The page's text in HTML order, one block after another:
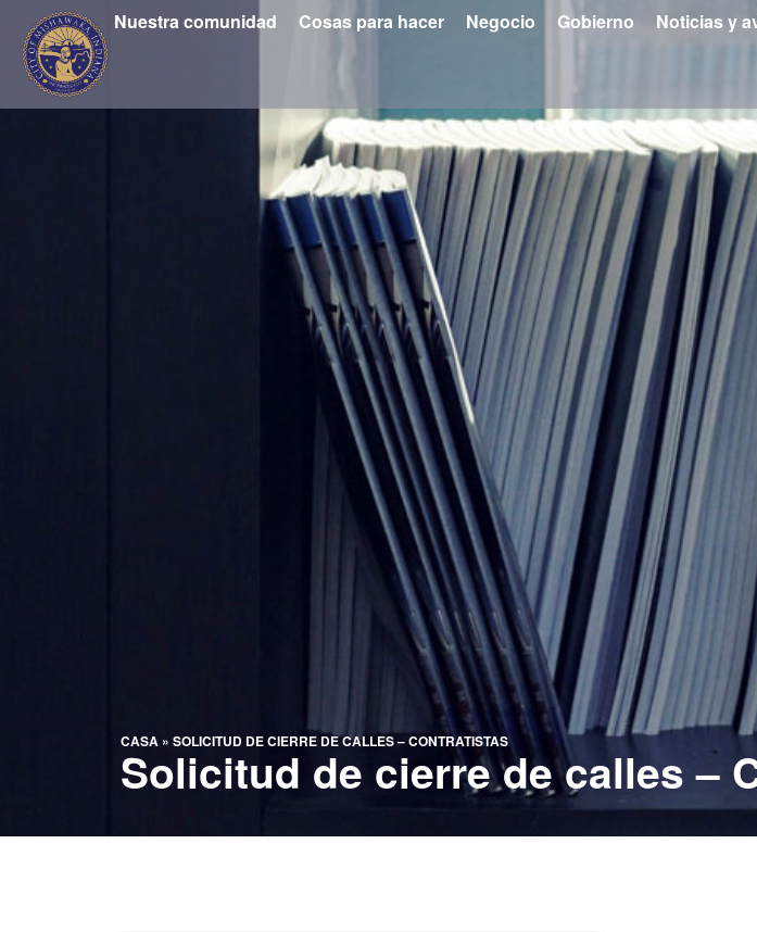
Nuestra comunidad Cosas para hacer Negocio Gobierno Noticias y
CASA » SOLICITUD DE CIERRE DE CALLES – CONTRATISTAS
Solicitud de cierre de calles –